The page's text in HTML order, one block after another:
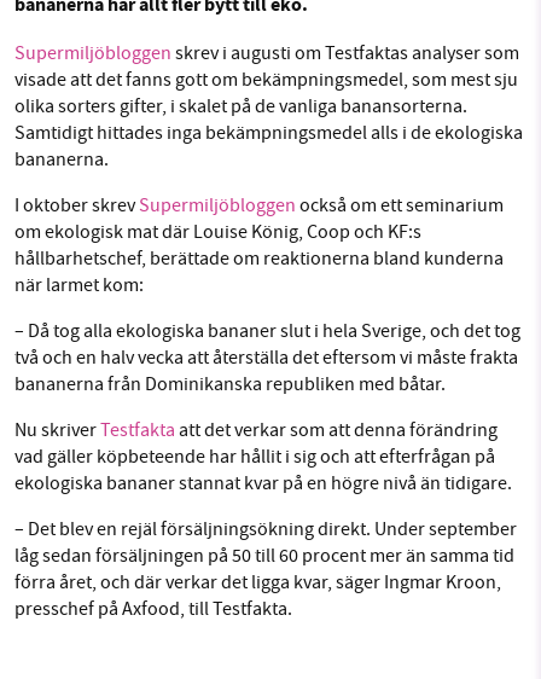
Threads LinkedIn
bananerna har allt fler bytt till eko.
Supermiljöbloggen skrev i augusti om Testfaktas analyser som
visade att det fanns gott om bekämpningsmedel, som mest sju
olika sorters gifter, i skalet på de vanliga banansorterna.
Samtidigt hittades inga bekämpningsmedel alls i de ekologiska
bananerna.
I oktober skrevSupermiljöbloggen också om ett seminarium
om ekologisk mat där Louise König, Coop och KF:s
hållbarhetschef, berättade om reaktionerna bland kunderna
när larmet kom:
– Då tog alla ekologiska bananer slut i hela Sverige, och det tog
två och en halv vecka att återställa det eftersom vi måste frakta
bananerna från Dominikanska republiken med båtar.
Nu skriverTestfakta att det verkar som att denna förändring
vad gäller köpbeteende har hållit i sig och att efterfrågan på
ekologiska bananer stannat kvar på en högre nivå än tidigare.
– Det blev en rejäl försäljningsökning direkt. Under september
låg sedan försäljningen på 50 till 60 procent mer än samma tid
förra året, och där verkar det ligga kvar, säger Ingmar Kroon,
presschef på Axfood, till Testfakta.
SMB kämpar för en hållbar framtid. Sedan
starten 2010 har vår ideella redaktion drivit
nyhetsbevakning och granskningar. Nu vill vi
utveckla vårt arbete – och vi hoppas att du
vill hjälpa oss.
Stötta vårt arbete genom att swisha en slant till
1231368703
Läs vad vi vill göra